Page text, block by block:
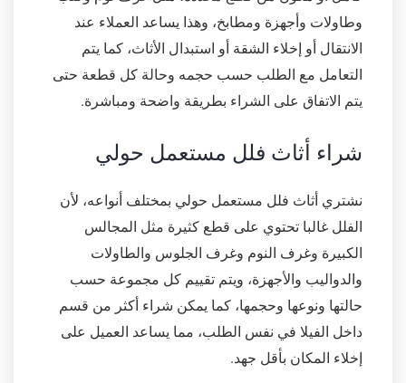
وطاولات وأجهزة ومطابخ، وهذا يساعد العملاء عند
الانتقال أو إخلاء الشقة أو استبدال الأثاث، كما يتم
التعامل مع الطلب حسب حجمه وحالة كل قطعة حتى
يتم الاتفاق على الشراء بطريقة واضحة ومباشرة.
شراء أثاث فلل مستعمل حولي
نشتري أثاث فلل مستعمل حولي بمختلف أنواعه، لأن
الفلل غالبا تحتوي على قطع كثيرة مثل المجالس
الكبيرة وغرف النوم وغرف الجلوس والطاولات
والدواليب والأجهزة، ويتم تقييم كل مجموعة حسب
حالتها ونوعها وحجمها، كما يمكن شراء أكثر من قسم
داخل الفيلا في نفس الطلب، مما يساعد العميل على
إخلاء المكان بأقل جهد.